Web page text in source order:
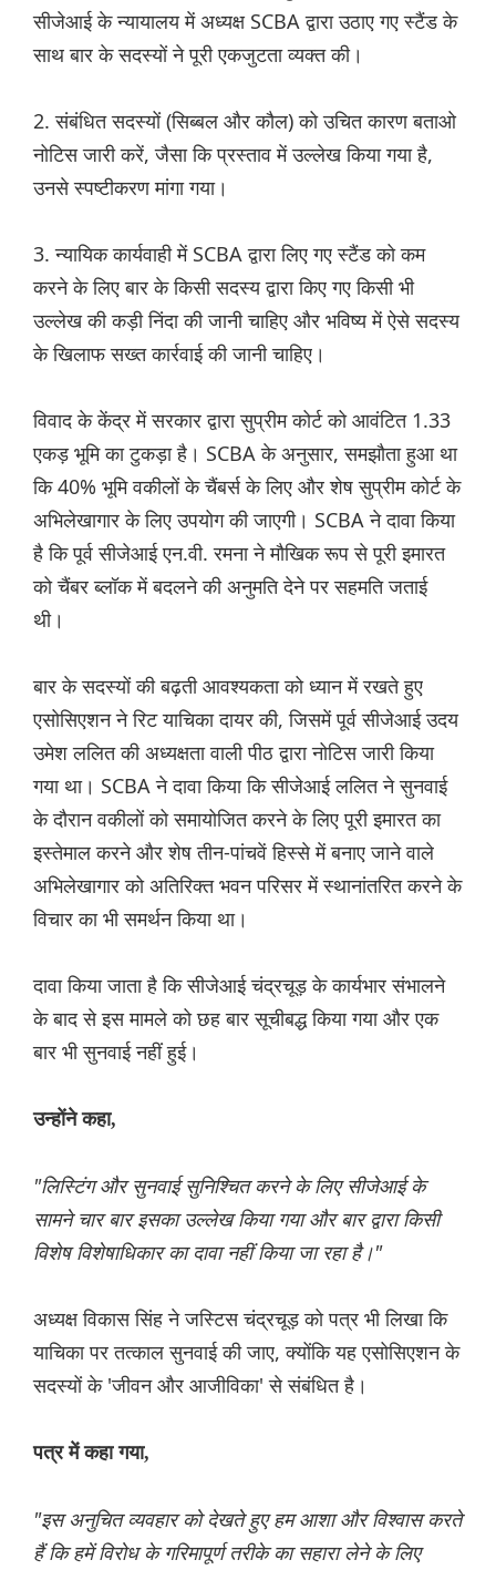
सीजेआई के न्यायालय में अध्यक्ष SCBA द्वारा उठाए गए स्टैंड के
साथ बार के सदस्यों ने पूरी एकजुटता व्यक्त की।
2. संबंधित सदस्यों (सिब्बल और कौल) को उचित कारण बताओ
नोटिस जारी करें, जैसा कि प्रस्ताव में उल्लेख किया गया है,
उनसे स्पष्टीकरण मांगा गया।
3. न्यायिक कार्यवाही में SCBA द्वारा लिए गए स्टैंड को कम
करने के लिए बार के किसी सदस्य द्वारा किए गए किसी भी
उल्लेख की कड़ी निंदा की जानी चाहिए और भविष्य में ऐसे सदस्य
के खिलाफ सख्त कार्रवाई की जानी चाहिए।
विवाद के केंद्र में सरकार द्वारा सुप्रीम कोर्ट को आवंटित 1.33
एकड़ भूमि का टुकड़ा है। SCBA के अनुसार, समझौता हुआ था
कि 40% भूमि वकीलों के चैंबर्स के लिए और शेष सुप्रीम कोर्ट के
अभिलेखागार के लिए उपयोग की जाएगी। SCBA ने दावा किया
है कि पूर्व सीजेआई एन.वी. रमना ने मौखिक रूप से पूरी इमारत
को चैंबर ब्लॉक में बदलने की अनुमति देने पर सहमति जताई
थी।
बार के सदस्यों की बढ़ती आवश्यकता को ध्यान में रखते हुए
एसोसिएशन ने रिट याचिका दायर की, जिसमें पूर्व सीजेआई उदय
उमेश ललित की अध्यक्षता वाली पीठ द्वारा नोटिस जारी किया
गया था। SCBA ने दावा किया कि सीजेआई ललित ने सुनवाई
के दौरान वकीलों को समायोजित करने के लिए पूरी इमारत का
इस्तेमाल करने और शेष तीन-पांचवें हिस्से में बनाए जाने वाले
अभिलेखागार को अतिरिक्त भवन परिसर में स्थानांतरित करने के
विचार का भी समर्थन किया था।
दावा किया जाता है कि सीजेआई चंद्रचूड़ के कार्यभार संभालने
के बाद से इस मामले को छह बार सूचीबद्ध किया गया और एक
बार भी सुनवाई नहीं हुई।
उन्होंने कहा,
"लिस्टिंग और सुनवाई सुनिश्चित करने के लिए सीजेआई के
सामने चार बार इसका उल्लेख किया गया और बार द्वारा किसी
विशेष विशेषाधिकार का दावा नहीं किया जा रहा है।"
अध्यक्ष विकास सिंह ने जस्टिस चंद्रचूड़ को पत्र भी लिखा कि
याचिका पर तत्काल सुनवाई की जाए, क्योंकि यह एसोसिएशन के
सदस्यों के 'जीवन और आजीविका' से संबंधित है।
पत्र में कहा गया,
"इस अनुचित व्यवहार को देखते हुए हम आशा और विश्वास करते
हैं कि हमें विरोध के गरिमापूर्ण तरीके का सहारा लेने के लिए